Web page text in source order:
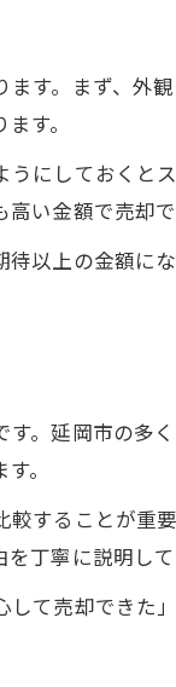
す。まず、外
す。
にしておくと
い金額で売却
以上の金額に
。延岡市の多
。
することが重
丁寧に説明し
て売却でき